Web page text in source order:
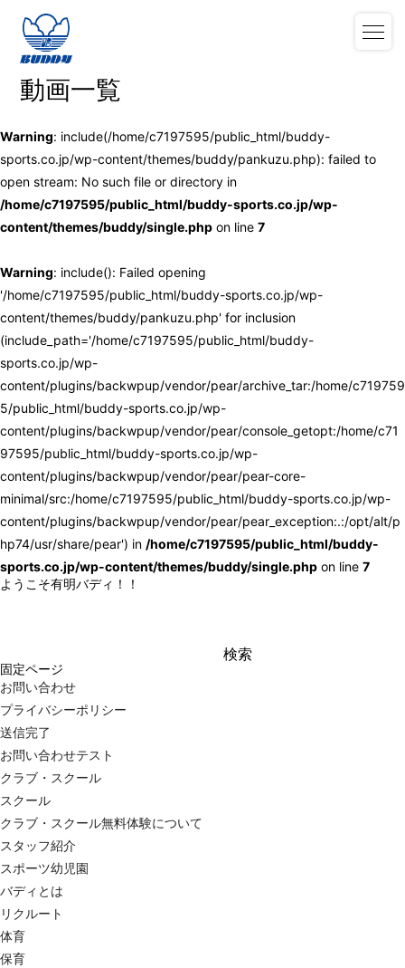
動画一覧
Warning: include(/home/c7197595/public_html/buddy-
sports.co.jp/wp-content/themes/buddy/pankuzu.php): failed to
open stream: No such file or directory in
/home/c7197595/public_html/buddy-sports.co.jp/wp-
content/themes/buddy/single.php on line 7
Warning: include(): Failed opening
'/home/c7197595/public_html/buddy-sports.co.jp/wp-
content/themes/buddy/pankuzu.php' for inclusion
(include_path='/home/c7197595/public_html/buddy-
sports.co.jp/wp-
content/plugins/backwpup/vendor/pear/archive_tar:/home/c719759
5/public_html/buddy-sports.co.jp/wp-
content/plugins/backwpup/vendor/pear/console_getopt:/home/c71
97595/public_html/buddy-sports.co.jp/wp-
content/plugins/backwpup/vendor/pear/pear-core-
minimal/src:/home/c7197595/public_html/buddy-sports.co.jp/wp-
content/plugins/backwpup/vendor/pear/pear_exception:.:/opt/alt/p
hp74/usr/share/pear') in /home/c7197595/public_html/buddy-
sports.co.jp/wp-content/themes/buddy/single.php on line 7
ようこそ有明バディ！！
索:
固定ページ
お問い合わせ
プライバシーポリシー
送信完了
お問い合わせテスト
クラブ・スクール
スクール
クラブ・スクール無料体験について
スタッフ紹介
スポーツ幼児園
バディとは
リクルート
体育
保育